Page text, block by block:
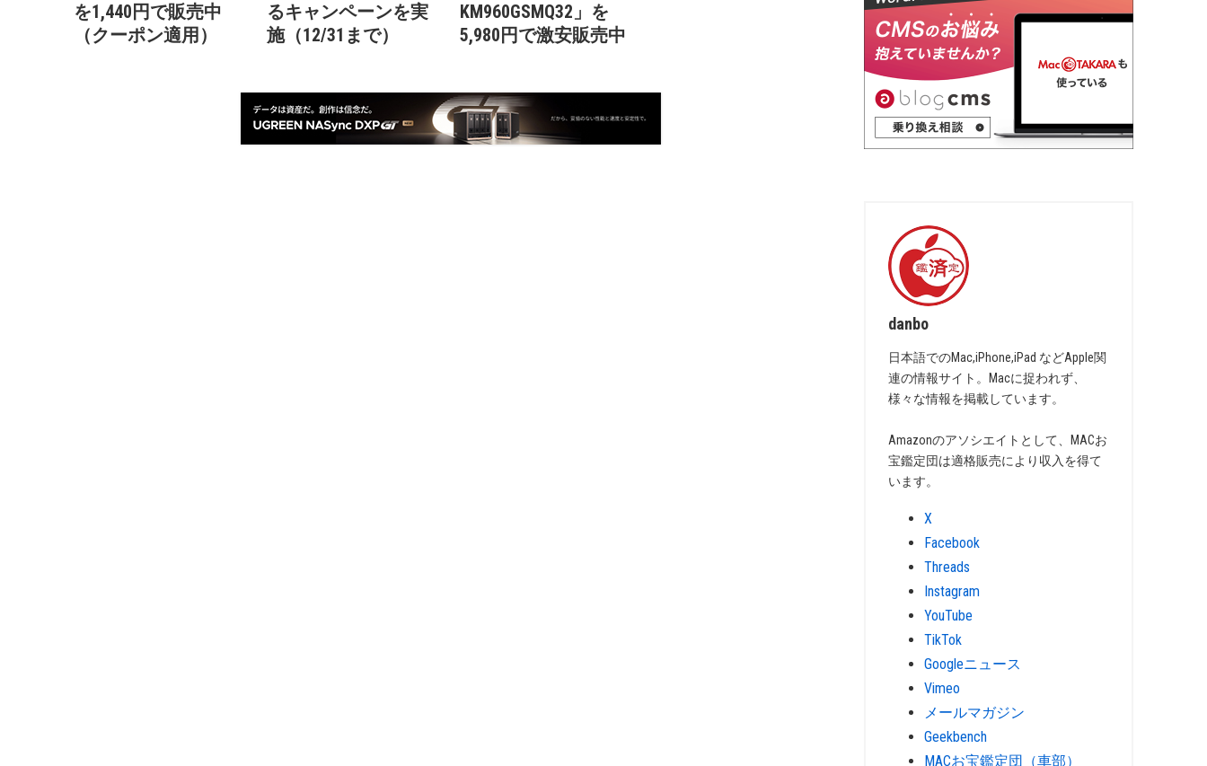
を1,440円で販売中
（クーポン適用）
るキャンペーンを実
施（12/31まで）
KM960GSMQ32」を
5,980円で激安販売中
danbo
日本語でのMac,iPhone,iPad などApple関
連の情報サイト。Macに捉われず、
様々な情報を掲載しています。
Amazonのアソシエイトとして、MACお
宝鑑定団は適格販売により収入を得て
います。
X
Facebook
Threads
Instagram
YouTube
TikTok
Googleニュース
Vimeo
メールマガジン
Geekbench
MACお宝鑑定団（車部）